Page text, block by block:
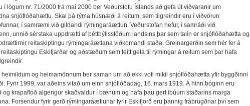
í lögum nr. 71/2000 frá maí 2000 ber Veðurstofu Íslands að gefa út viðvaranir um
snjóflóðahættu. Skal þá rýma húsnæði á reitum, sem tilgreindir eru í viðvörun
í samræmi við gildandi rýmingaráætlun. Veðurstofan hefur, í samráði við
unnið sérstaka uppdrætti af þéttbýlisstöðum landsins þar sem talin er snjóflóðahætta og
reitaskiptingu rýmingaráætlana viðkomandi staða. Greinargerðin sem hér fer á
Eskifjarðar og aðstæðum sem leitt geta til rýmingar á reitum sem þar hafa
heimildum og heimamönnum ber saman um að ekki vofi mikil snjóflóðahætta yfir byggðinni
Fyrir 1999, var aðeins vitað um einn snjóflóðadag, 16. mars 1919. Á hinn bóginn eru
og krapaflóð algengur skaðvaldur í bænum og hafa þau gert íbúum staðarins marga
Forsendur fyrir gerð rýmingaráætlunar fyrir Eskifjörð eru þannig frábrugðnar því sem